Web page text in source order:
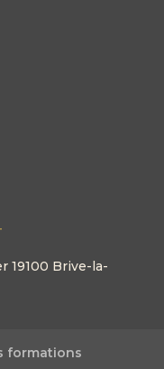
19100 Brive-la-
formations